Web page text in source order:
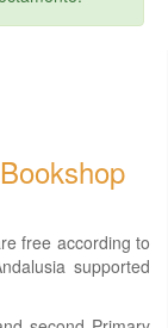
free according to
supported